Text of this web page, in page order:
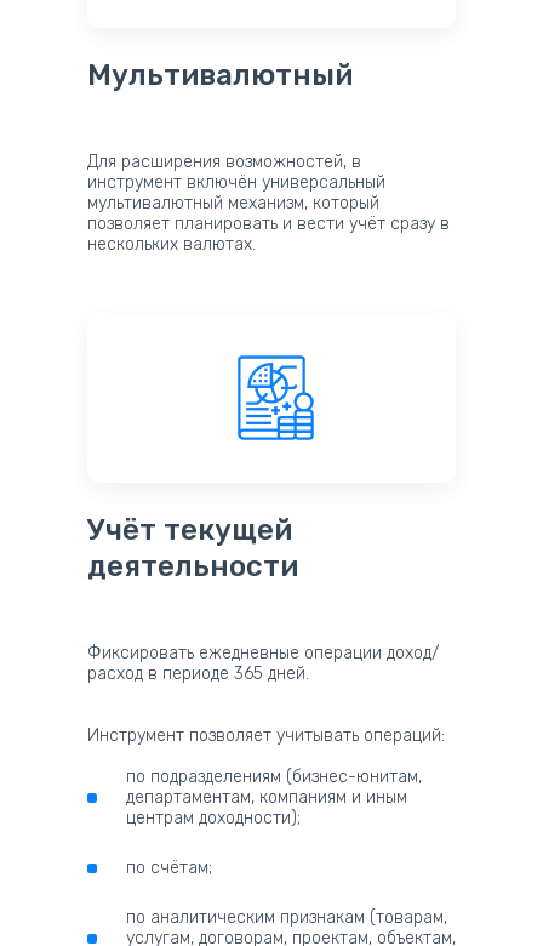
Мультивалютный
Для расширения возможностей, в
инструмент включён универсальный
мультивалютный механизм, который
позволяет планировать и вести учёт сразу в
нескольких валютах.
Учёт текущей
деятельности
Фиксировать ежедневные операции доход/
расход в периоде 365 дней.
Инструмент позволяет учитывать операций:
по подразделениям (бизнес-юнитам,
департаментам, компаниям и иным
центрам доходности);
по счётам;
по аналитическим признакам (товарам,
услугам, договорам, проектам, объектам,